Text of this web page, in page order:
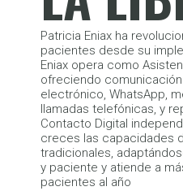
Patricia Eniax ha
pacientes desde su
Eniax opera como
ofreciendo
electrónico, WhatsApp,
llamadas telefónicas, y
Contacto Digital
creces las capacidades
tradicionales,
y paciente y atiende a
pacientes al año